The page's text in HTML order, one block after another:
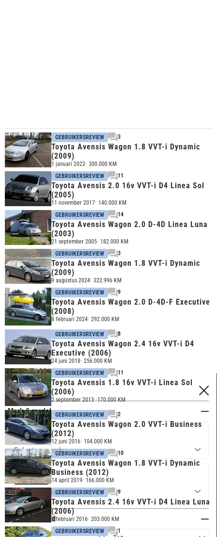
FILTERS
Merk & model
TOYOTA
AVENSIS
Kilometerstand
GEBRUIKERSREVIEW 3
Toyota Avensis Wagon 1.8 VVT-i Dynamic
(2009)
1 januari 2022 300.000 KM
GEBRUIKERSREVIEW
11
Toyota Avensis 2.0 16v VVT-i D4 Linea Sol
(2005)
11 november 2017 140.000 KM
GEBRUIKERSREVIEW
14
Toyota Avensis Wagon 2.0 D-4D Linea Luna
(2003)
21 september 2005 182.000 KM
GEBRUIKERSREVIEW
3
Toyota Avensis Wagon 1.8 VVT-i Dynamic
(2009)
9 augustus 2024 322.996 KM
GEBRUIKERSREVIEW
9
Toyota Avensis Wagon 2.0 D-4D-F Executive
(2008)
8 februari 2024 292.000 KM
GEBRUIKERSREVIEW 8
Toyota Avensis Wagon 2.4 16v VVT-i D4
Executive (2006)
24 juni 2018 256.000 KM
GEBRUIKERSREVIEW
11
Toyota Avensis 1.8 16v VVT-i Linea Sol
(2006)
2 september 2013 170.000 KM
GEBRUIKERSREVIEW 2
Toyota Avensis Wagon 2.0 VVT-i Business
(2012)
12 juni 2016 104.000 KM
GEBRUIKERSREVIEW
10
Toyota Avensis Wagon 1.8 VVT-i Dynamic
Business (2012)
14 april 2019 166.000 KM
GEBRUIKERSREVIEW
9
Toyota Avensis 2.4 16v VVT-i D4 Linea Luna
(2006)
5 februari 2016 203.000 KM
GEBRUIKERSREVIEW
1